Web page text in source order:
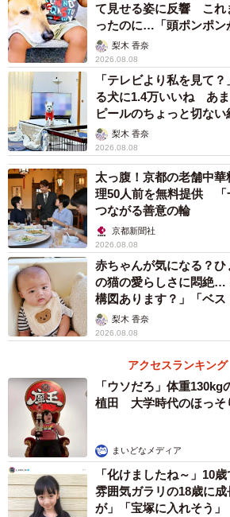
て見せる姿に反響 これ
ったのに…「頭ポンポン
「尊…」
梨木 香奈
2026.08.08
「テレビより私を見て
る犬に1.4万いいね あ
ピールのちょっと切ない
梨木 香奈
2026.08.08
太っ腹！京都の老舗中
理50人前を無料提供 「
つながる善意の輪
京都新聞社
2026.08.08
赤ちゃんが気になる？
の猫の愛らしさに悶絶
構図あります？」「ベス
梨木 香奈
2026.08.08
アクセスランキング
「ウソだろ」体重
植田 大学時代のほっそ
まいどなメディア
「化けましたね～」10
雰囲気ガラリの18歳に
が」「宝塚に入れそう」